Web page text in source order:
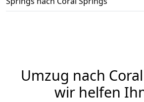
Umzug nach
wir helfen